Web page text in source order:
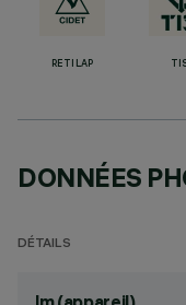
RETILAP
DONNÉES
DÉTAILS